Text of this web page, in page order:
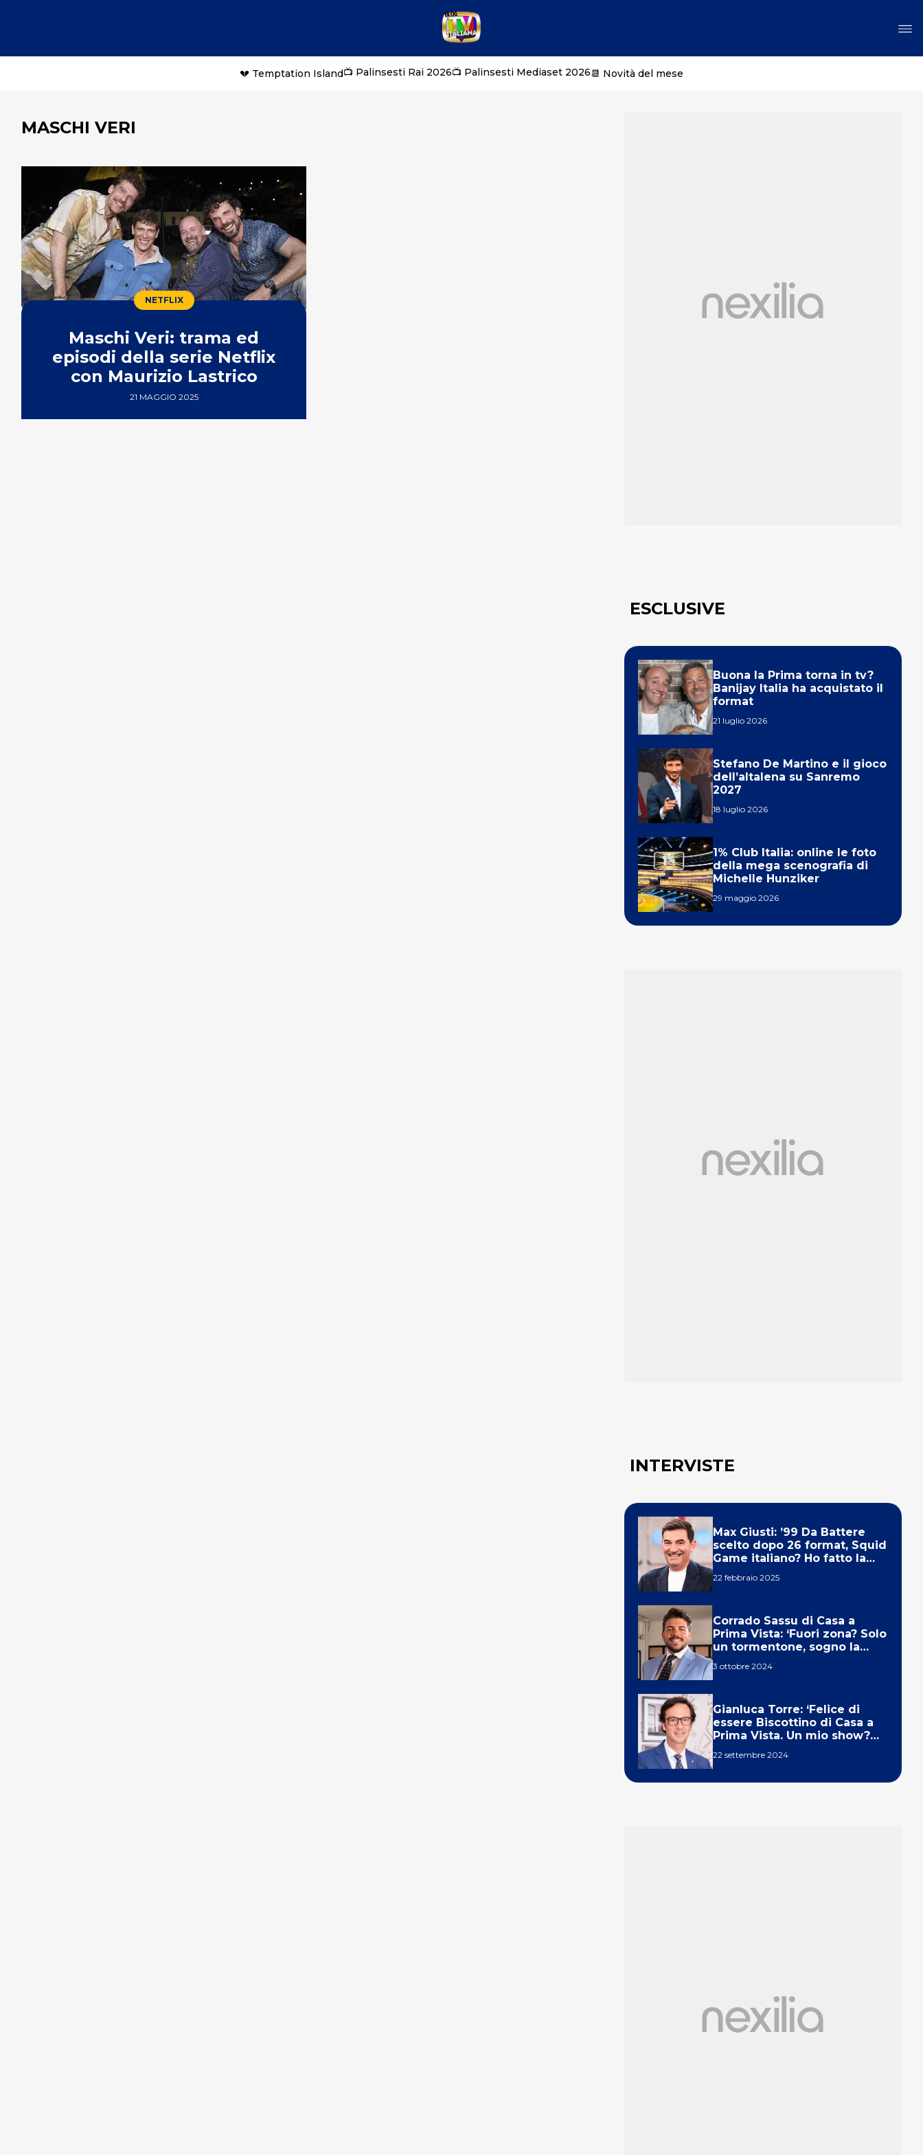
💔 Temptation Island📺 Palinsesti Rai 2026📺 Palinsesti Mediaset 2026📆 Novità del mese
MASCHI VERI
NETFLIX
Maschi Veri: trama ed
episodi della serie Netflix
con Maurizio Lastrico
21 MAGGIO 2025
ESCLUSIVE
Buona la Prima torna in tv?
Banijay Italia ha acquistato il
format
21 luglio 2026
Stefano De Martino e il gioco
dell’altalena su Sanremo
2027
18 luglio 2026
1% Club Italia: online le foto
della mega scenografia di
Michelle Hunziker
29 maggio 2026
INTERVISTE
Max Giusti: ’99 Da Battere
scelto dopo 26 format, Squid
Game italiano? Ho fatto la
22 febbraio 2025
Corrado Sassu di Casa a
Prima Vista: ‘Fuori zona? Solo
un tormentone, sogno la
3 ottobre 2024
Gianluca Torre: ‘Felice di
essere Biscottino di Casa a
Prima Vista. Un mio show?
22 settembre 2024